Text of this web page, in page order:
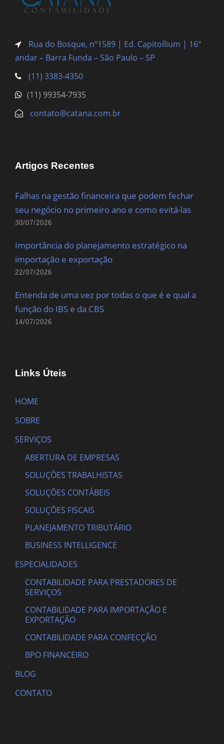
Rua do Bosque, nº1589 | Ed. Capitollium | 16º
andar – Barra Funda – São Paulo – SP
(11) 3383-4350
(11) 99354-7935
contato@catana.com.br
Artigos Recentes
Falhas na gestão financeira que podem fechar
seu negócio no primeiro ano e como evitá-las
30/07/2026
Importância do planejamento estratégico na
importação e exportação
22/07/2026
Entenda de uma vez por todas o que é e qual a
função do IBS e da CBS
14/07/2026
Links Úteis
HOME
SOBRE
SERVIÇOS
ABERTURA DE EMPRESAS
SOLUÇÕES TRABALHISTAS
SOLUÇÕES CONTÁBEIS
SOLUÇÕES FISCAIS
PLANEJAMENTO TRIBUTÁRIO
BUSINESS INTELLIGENCE
ESPECIALIDADES
CONTABILIDADE PARA PRESTADORES DE
SERVIÇOS
CONTABILIDADE PARA IMPORTAÇÃO E
EXPORTAÇÃO
CONTABILIDADE PARA CONFECÇÃO
BPO FINANCEIRO
BLOG
CONTATO